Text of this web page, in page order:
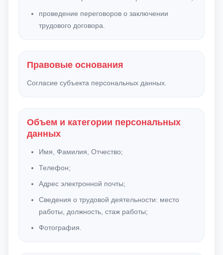
проведение переговоров о заключении
трудового договора.
Правовые основания
Согласие субъекта персональных данных.
Объем и категории персональных
данных
Имя, Фамилия, Отчество;
Телефон;
Адрес электронной почты;
Сведения о трудовой деятельности: место
работы, должность, стаж работы;
Фотография.